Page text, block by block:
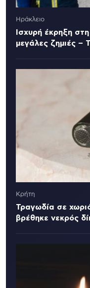
Ηράκλειο
Ισχυρή έκρηξη
μεγάλες ζημιές –
Κρήτη
Τραγωδία σε
βρέθηκε νεκρός